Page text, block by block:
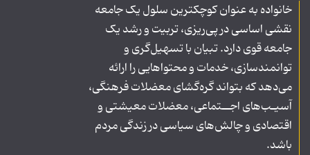
خانواده به عنوان کوچکترین سلول یک جامعه
نقشی اساسی در پی‌ریزی، تربیت و رشد یک
جامعه قوی دارد. تبیان با تسهیل‌گری و
توانمندسازی، خدمات و محتواهایی را ارائه
می‌دهد که بتواند گره‌گشای معضلات فرهنگی،
آسیـب‌های اجــتماعی، معضلات معیشتی و
اقتصادی و چالش‌های سیاسی در زندگی مردم
باشد.